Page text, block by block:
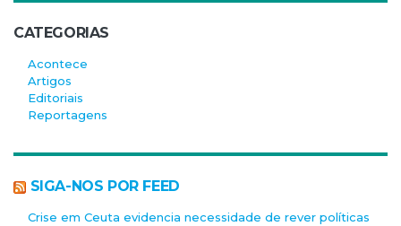
CATEGORIAS
Acontece
Artigos
Editoriais
Reportagens
SIGA-NOS POR FEED
Crise em Ceuta evidencia necessidade de rever políticas